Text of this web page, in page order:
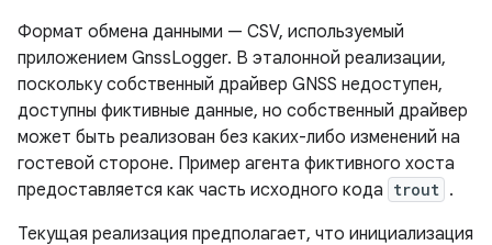
Формат обмена данными — CSV, используемый
приложением GnssLogger. В эталонной реализации,
поскольку собственный драйвер GNSS недоступен,
доступны фиктивные данные, но собственный драйвер
может быть реализован без каких-либо изменений на
гостевой стороне. Пример агента фиктивного хоста
предоставляется как часть исходного кода trout .
Текущая реализация предполагает, что инициализация